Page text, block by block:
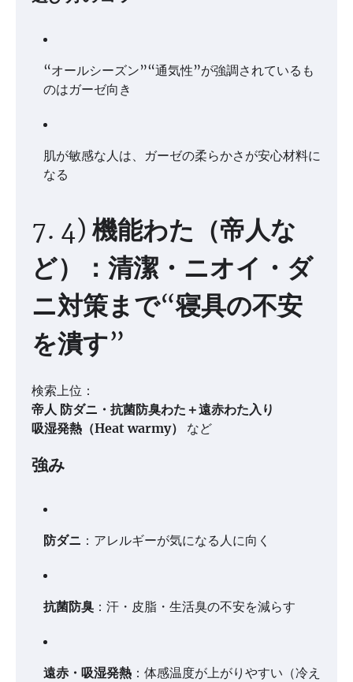
“オールシーズン”“通気性”が強調されているも
のはガーゼ向き
肌が敏感な人は、ガーゼの柔らかさが安心材料に
なる
7. 4) 機能わた（帝人な
ど）：清潔・ニオイ・ダ
ニ対策まで“寝具の不安
を潰す”
検索上位：
帝人 防ダニ・抗菌防臭わた＋遠赤わた入り
吸湿発熱（Heat warmy）
など
強み
防ダニ ：アレルギーが気になる人に向く
抗菌防臭 ：汗・皮脂・生活臭の不安を減らす
遠赤・吸湿発熱 ：体感温度が上がりやすい（冷え